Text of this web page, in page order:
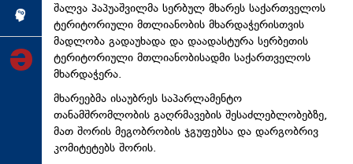
ინქვიზიცია
შალვა პაპუაშვილმა სერბულ მხარეს საქართველოს
ტერიტორიული მთლიანობის მხარდაჭერისთვის
მადლობა გადაუხადა და დაადასტურა სერბეთის
ტერიტორიული მთლიანობისადმი საქართველოს
მხარდაჭერა.
მხარეებმა ისაუბრეს საპარლამენტო
თანამშრომლობის გაღრმავების შესაძლებლობებზე,
მათ შორის მეგობრობის ჯგუფებსა და დარგობრივ
კომიტეტებს შორის.